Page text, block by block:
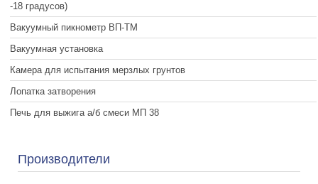
-18 градусов)
Вакуумный пикнометр ВП-ТМ
Вакуумная установка
Камера для испытания мерзлых грунтов
Лопатка затворения
Печь для выжига а/б смеси МП 38
Производители